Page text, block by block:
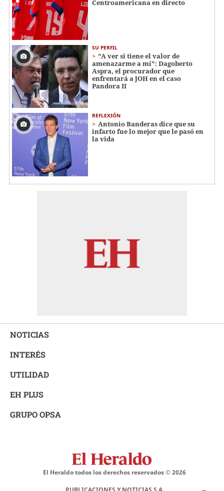
Centroamericana en directo
SU PERFIL
"A ver si tiene el valor de
amenazarme a mí": Dagoberto
Aspra, el procurador que
enfrentará a JOH en el caso
Pandora II
REFLEXIÓN
Antonio Banderas dice que su
infarto fue lo mejor que le pasó en
la vida
NOTICIAS
INTERÉS
UTILIDAD
EH PLUS
GRUPO OPSA
El Heraldo todos los derechos reservados ©2026